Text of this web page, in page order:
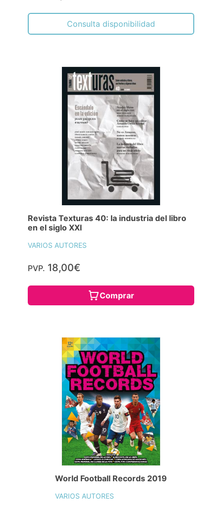
Consulta disponibilidad
Revista Texturas 40: la industria del libro
en el siglo XXI
VARIOS AUTORES
PVP. 18,00€
Comprar
World Football Records 2019
VARIOS AUTORES